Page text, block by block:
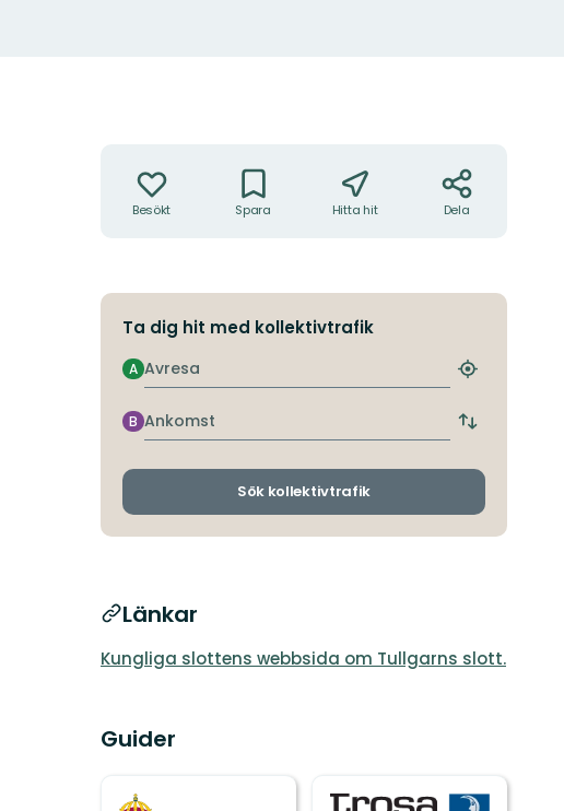
Besökt Spara Hitta hit Dela
Ta dig hit med kollektivtrafik
Avresa
A
Hitta
hållplats
Ankomst
B
Byt
och
Sök kollektivtrafik
Länkar
Kungliga slottens webbsida om Tullgarns slott.
Guider